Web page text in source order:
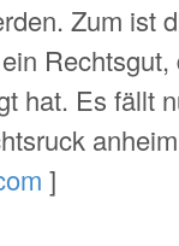
Zum ist
hat. Es fällt
]